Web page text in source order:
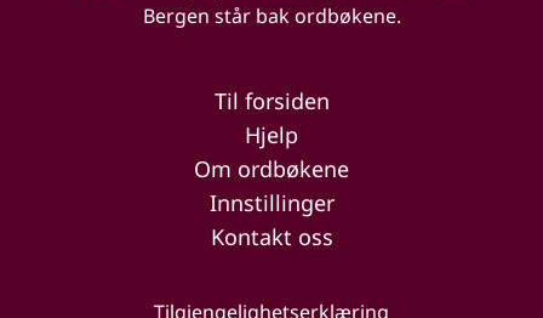
Bergen står bak ordbøkene.
Til forsiden
Hjelp
Om ordbøkene
Innstillinger
Kontakt oss
Tilgjengelighetserklæring